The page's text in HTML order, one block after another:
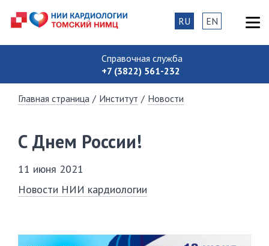
Справочная служба
+7 (3822) 561-232
RU EN
Главная страница / Институт / Новости
С Днем России!
11 июня 2021
Новости НИИ кардиологии